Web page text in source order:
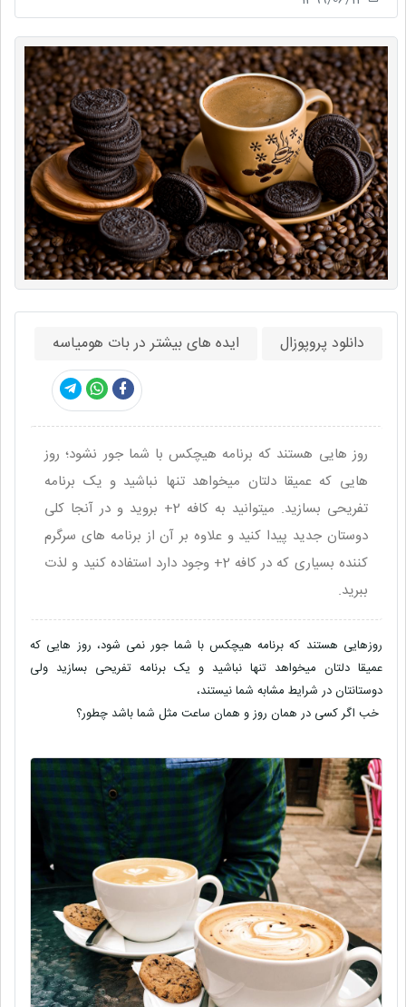
دانلود پروپوزال ایده های بیشتر در بات هومیاسه
روز هایی هستند که برنامه هیچکس با شما جور نشود؛ روز
هایی که عمیقا دلتان میخواهد تنها نباشید و یک برنامه
تفریحی بسازید. میتوانید به کافه 2+ بروید و در آنجا کلی
دوستان جدید پیدا کنید و علاوه بر آن از برنامه های سرگرم
کننده بسیاری که در کافه 2+ وجود دارد استفاده کنید و لذت
ببرید.
روزهایی هستند که برنامه هیچکس با شما جور نمی شود، روز هایی که
عمیقا دلتان میخواهد تنها نباشید و یک برنامه تفریحی بسازید ولی
دوستانتان در شرایط مشابه شما نیستند،
خب اگر کسی در همان روز و همان ساعت مثل شما باشد چطور؟